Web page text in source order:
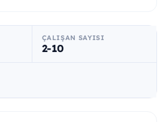
ÇALIŞAN SAYISI
2-10